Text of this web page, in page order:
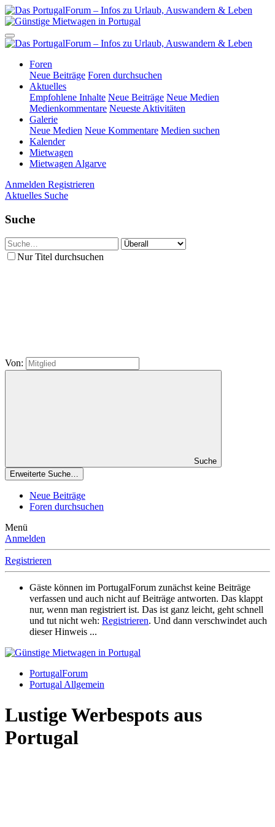
Foren
Neue Beiträge Foren durchsuchen
Aktuelles
Empfohlene Inhalte Neue Beiträge Neue Medien
Medienkommentare Neueste Aktivitäten
Galerie
Neue Medien Neue Kommentare Medien suchen
Kalender
Mietwagen
Mietwagen Algarve
Anmelden Registrieren
Aktuelles Suche
Suche
Nur Titel durchsuchen
Von:
Suche
Erweiterte Suche…
Neue Beiträge
Foren durchsuchen
Menü
Anmelden
Registrieren
Gäste können im PortugalForum zunächst keine Beiträge
verfassen und auch nicht auf Beiträge antworten. Das klappt
nur, wenn man registriert ist. Das ist ganz leicht, geht schnell
und tut nicht weh: Registrieren. Und dann verschwindet auch
dieser Hinweis ...
PortugalForum
Portugal Allgemein
Lustige Werbespots aus
Portugal